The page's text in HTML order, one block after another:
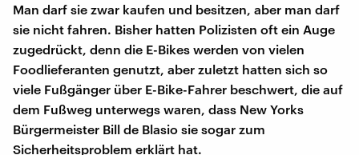
Man darf sie zwar kaufen und besitzen, aber man darf
sie nicht fahren. Bisher hatten Polizisten oft ein Auge
zugedrückt, denn die E-Bikes werden von vielen
Foodlieferanten genutzt, aber zuletzt hatten sich so
viele Fußgänger über E-Bike-Fahrer beschwert, die auf
dem Fußweg unterwegs waren, dass New Yorks
Bürgermeister Bill de Blasio sie sogar zum
Sicherheitsproblem erklärt hat.